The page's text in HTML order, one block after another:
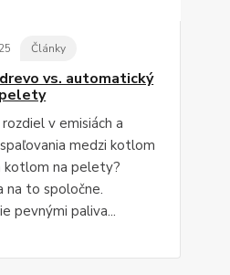
Články
vs. automatický
v emisiách a
medzi kotlom
kotlom na pelety?
na to spoločne.
pevnými paliva...